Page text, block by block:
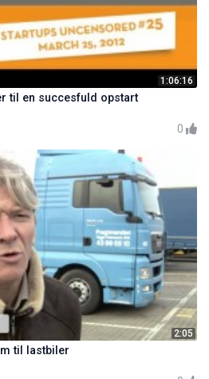
1:06:16
til en succesfuld opstart
0
2:05
til lastbiler